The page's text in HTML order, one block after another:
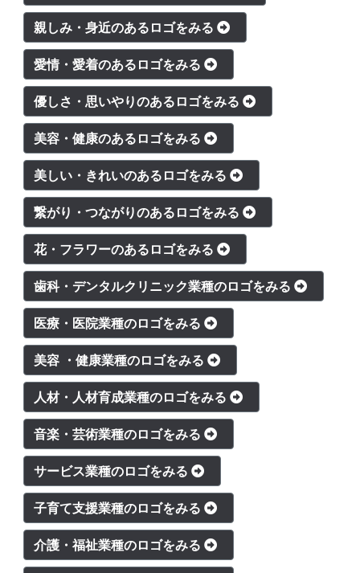
親しみ・身近のあるロゴをみる
愛情・愛着のあるロゴをみる
優しさ・思いやりのあるロゴをみる
美容・健康のあるロゴをみる
美しい・きれいのあるロゴをみる
繋がり・つながりのあるロゴをみる
花・フラワーのあるロゴをみる
歯科・デンタルクリニック業種のロゴをみる
医療・医院業種のロゴをみる
美容 ・健康業種のロゴをみる
人材・人材育成業種のロゴをみる
音楽・芸術業種のロゴをみる
サービス業種のロゴをみる
子育て支援業種のロゴをみる
介護・福祉業種のロゴをみる